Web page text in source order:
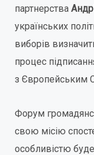
партнерства
українських
виборів
процес
з Європейським
Форум
свою місію
особливістю